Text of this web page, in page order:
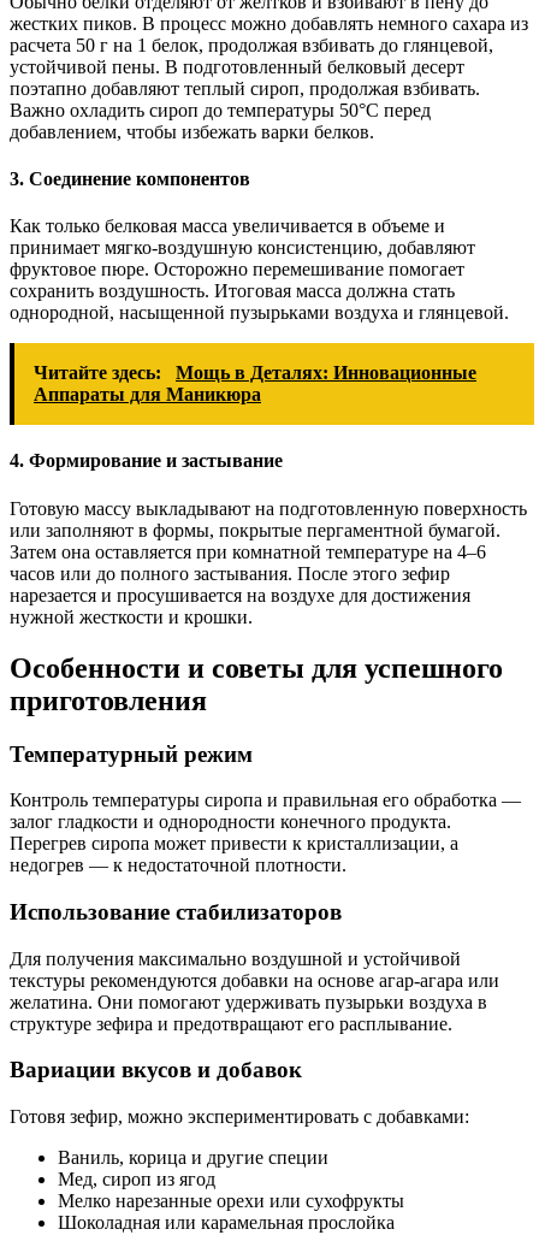
жестких пиков. В процесс можно добавлять немного сахара из
расчета 50 г на 1 белок, продолжая взбивать до глянцевой,
устойчивой пены. В подготовленный белковый десерт
поэтапно добавляют теплый сироп, продолжая взбивать.
Важно охладить сироп до температуры 50°C перед
добавлением, чтобы избежать варки белков.
3. Соединение компонентов
Как только белковая масса увеличивается в объеме и
принимает мягко-воздушную консистенцию, добавляют
фруктовое пюре. Осторожно перемешивание помогает
сохранить воздушность. Итоговая масса должна стать
однородной, насыщенной пузырьками воздуха и глянцевой.
Читайте здесь:
Мощь в Деталях: Инновационные
Аппараты для Маникюра
4. Формирование и застывание
Готовую массу выкладывают на подготовленную поверхность
или заполняют в формы, покрытые пергаментной бумагой.
Затем она оставляется при комнатной температуре на 4–6
часов или до полного застывания. После этого зефир
нарезается и просушивается на воздухе для достижения
нужной жесткости и крошки.
Особенности и советы для успешного
приготовления
Температурный режим
Контроль температуры сиропа и правильная его обработка —
залог гладкости и однородности конечного продукта.
Перегрев сиропа может привести к кристаллизации, а
недогрев — к недостаточной плотности.
Использование стабилизаторов
Для получения максимально воздушной и устойчивой
текстуры рекомендуются добавки на основе агар-агара или
желатина. Они помогают удерживать пузырьки воздуха в
структуре зефира и предотвращают его расплывание.
Вариации вкусов и добавок
Готовя зефир, можно экспериментировать с добавками:
Ваниль, корица и другие специи
Мед, сироп из ягод
Мелко нарезанные орехи или сухофрукты
Шоколадная или карамельная прослойка